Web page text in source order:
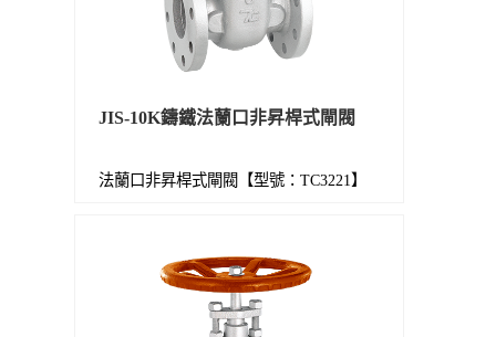
JIS-10K鑄鐵法蘭口非昇桿式閘閥
法蘭口非昇桿式閘閥【型號：TC3221】